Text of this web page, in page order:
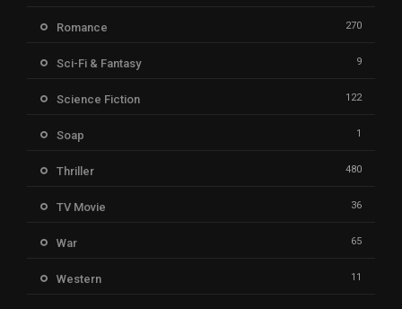
Romance 270
Sci-Fi & Fantasy 9
Science Fiction 122
Soap 1
Thriller 480
TV Movie 36
War 65
Western 11